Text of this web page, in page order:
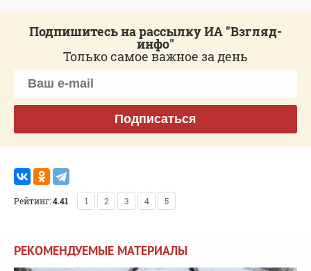
Подпишитесь на рассылку ИА "Взгляд-
инфо"
Только самое важное за день
Подписаться
Рейтинг:4.41 1 2 3 4 5
РЕКОМЕНДУЕМЫЕ МАТЕРИАЛЫ